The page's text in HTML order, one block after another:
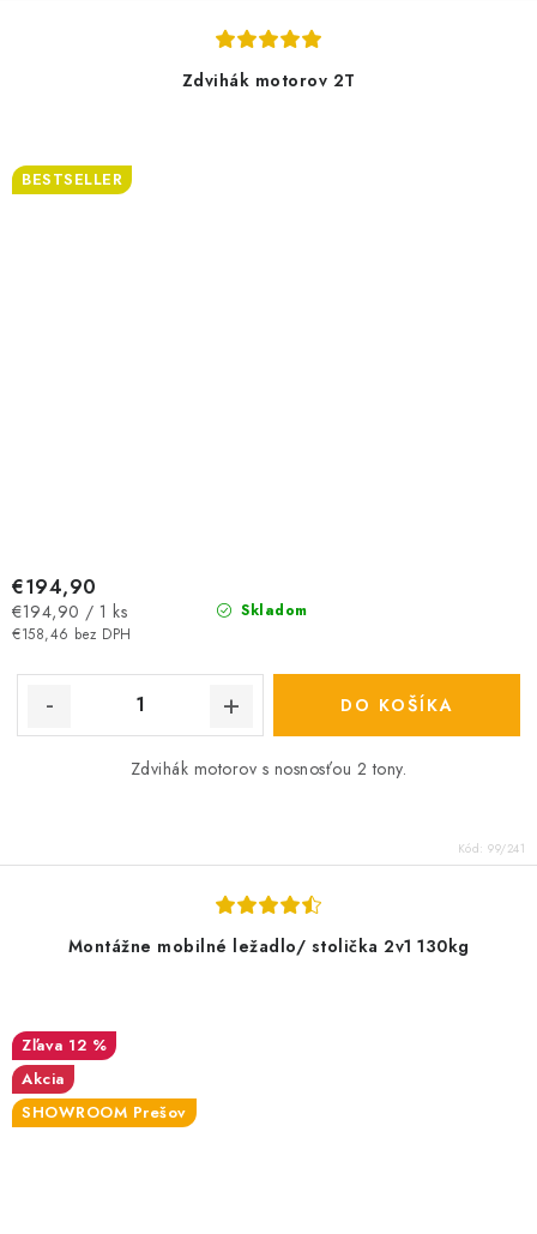
Zdvihák motorov 2T
BESTSELLER
Skladom
€158,46 bez DPH
€194,90
Jednotková
cena:
€194,90 / 1 ks
DO KOŠÍKA
Zdvihák motorov s nosnosťou 2 tony.
Kód: 99/241
Montážne mobilné ležadlo/ stolička 2v1 130kg
12 %
Akcia
SHOWROOM Prešov